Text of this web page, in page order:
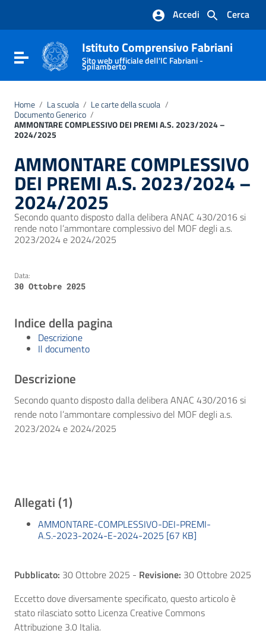
Vai al footer
Cerca
Accedi
Attiva / disattiva la navigazione
Istituto Comprensivo Fabriani
Sito web ufficiale dell'IC Fabriani -
Spilamberto
Home / La scuola / Le carte della scuola /
Documento Generico /
AMMONTARE COMPLESSIVO DEI PREMI A.S. 2023/2024 –
2024/2025
AMMONTARE COMPLESSIVO
DEI PREMI A.S. 2023/2024 –
2024/2025
Secondo quanto disposto dalla delibera ANAC 430/2016 si
rende noto l’ammontare complessivo del MOF degli a.s.
2023/2024 e 2024/2025
Data:
30 Ottobre 2025
Indice della pagina
Descrizione
Il documento
Descrizione
Secondo quanto disposto dalla delibera ANAC 430/2016 si
rende noto l’ammontare complessivo del MOF degli a.s.
2023/2024 e 2024/2025
Allegati (1)
AMMONTARE-COMPLESSIVO-DEI-PREMI-
A.S.-2023-2024-E-2024-2025 [67 KB]
Pubblicato: 30 Ottobre 2025 - Revisione: 30 Ottobre 2025
Eccetto dove diversamente specificato, questo articolo è
stato rilasciato sotto Licenza Creative Commons
Attribuzione 3.0 Italia.